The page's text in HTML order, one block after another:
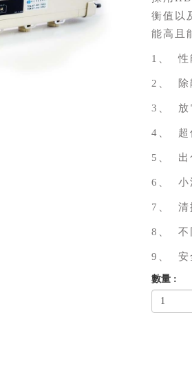
衡值以
能高且
1 、 性
2 、
3 、
4 、
5 、
6 、
7 、 清
8 、
9 、 安
數量 :